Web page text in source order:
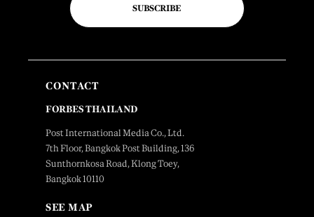
SUBSCRIBE
CONTACT
FORBES THAILAND
Post International Media Co., Ltd.
7th Floor, Bangkok Post Building, 136
Sunthornkosa Road, Klong Toey,
Bangkok 10110
SEE MAP